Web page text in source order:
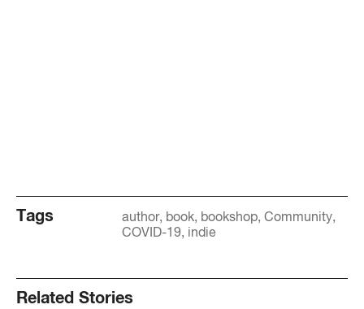
Tags author book bookshop Community
COVID-19 indie
Related Stories